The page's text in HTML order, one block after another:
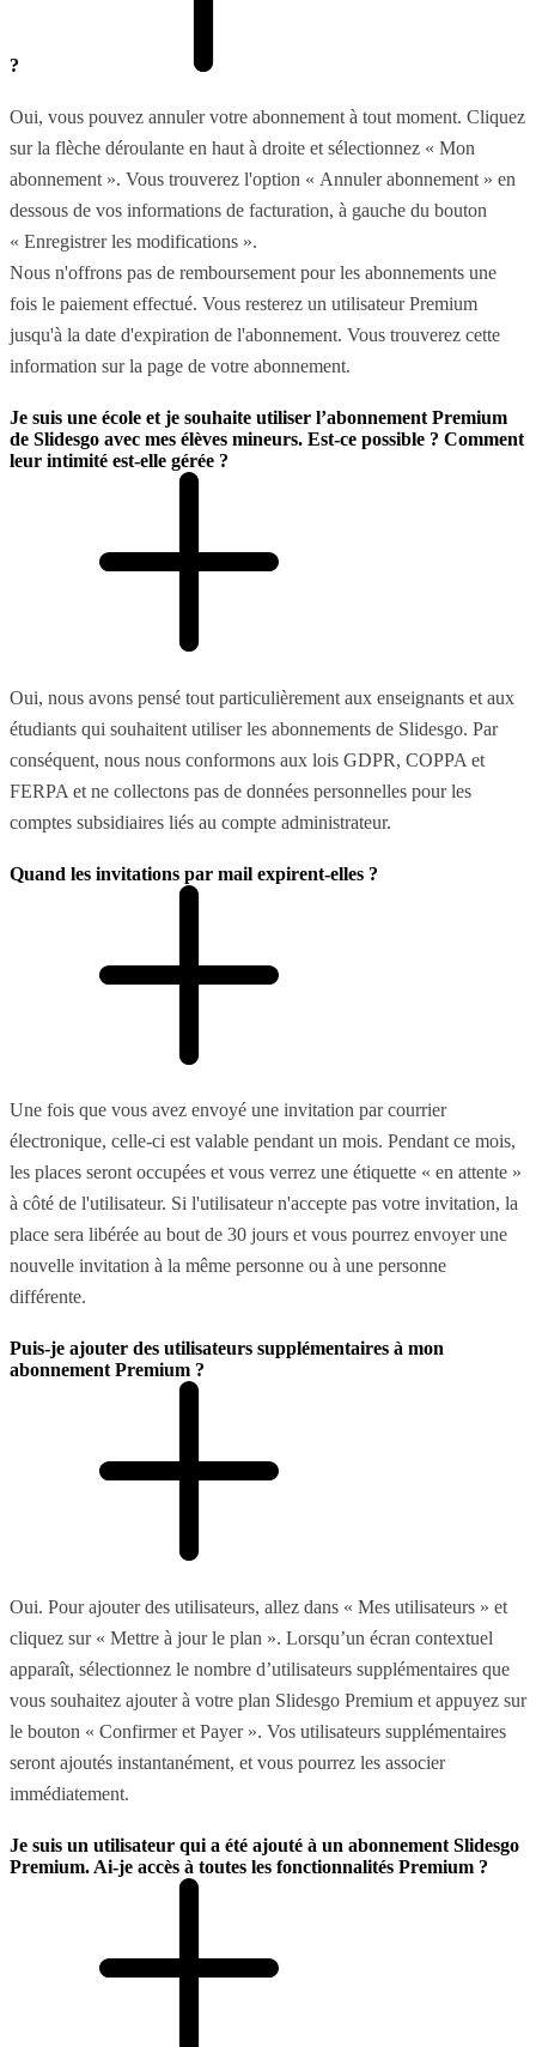
?
Oui, vous pouvez annuler votre abonnement à tout moment. Cliquez
sur la flèche déroulante en haut à droite et sélectionnez « Mon
abonnement ». Vous trouverez l'option « Annuler abonnement » en
dessous de vos informations de facturation, à gauche du bouton
« Enregistrer les modifications ».
Nous n'offrons pas de remboursement pour les abonnements une
fois le paiement effectué. Vous resterez un utilisateur Premium
jusqu'à la date d'expiration de l'abonnement. Vous trouverez cette
information sur la page de votre abonnement.
Je suis une école et je souhaite utiliser l’abonnement Premium
de Slidesgo avec mes élèves mineurs. Est-ce possible ? Comment
leur intimité est-elle gérée ?
Oui, nous avons pensé tout particulièrement aux enseignants et aux
étudiants qui souhaitent utiliser les abonnements de Slidesgo. Par
conséquent, nous nous conformons aux lois GDPR, COPPA et
FERPA et ne collectons pas de données personnelles pour les
comptes subsidiaires liés au compte administrateur.
Quand les invitations par mail expirent-elles ?
Une fois que vous avez envoyé une invitation par courrier
électronique, celle-ci est valable pendant un mois. Pendant ce mois,
les places seront occupées et vous verrez une étiquette « en attente »
à côté de l'utilisateur. Si l'utilisateur n'accepte pas votre invitation, la
place sera libérée au bout de 30 jours et vous pourrez envoyer une
nouvelle invitation à la même personne ou à une personne
différente.
Puis-je ajouter des utilisateurs supplémentaires à mon
abonnement Premium ?
Oui. Pour ajouter des utilisateurs, allez dans « Mes utilisateurs » et
cliquez sur « Mettre à jour le plan ». Lorsqu’un écran contextuel
apparaît, sélectionnez le nombre d’utilisateurs supplémentaires que
vous souhaitez ajouter à votre plan Slidesgo Premium et appuyez sur
le bouton « Confirmer et Payer ». Vos utilisateurs supplémentaires
seront ajoutés instantanément, et vous pourrez les associer
immédiatement.
Je suis un utilisateur qui a été ajouté à un abonnement Slidesgo
Premium. Ai-je accès à toutes les fonctionnalités Premium ?